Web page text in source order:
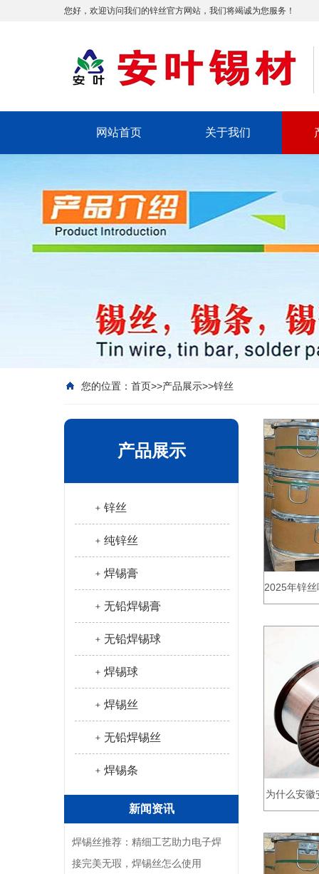
您好，欢迎访问我们的锌丝官方网站，我们将竭诚为您服务！
网站首页 关于我们
您的位置： 首页>>产品展示>>锌丝
产品展示
﹢锌丝
﹢纯锌丝
﹢焊锡膏
﹢无铅焊锡膏
﹢无铅焊锡球
﹢焊锡球
﹢焊锡丝
﹢无铅焊锡丝
﹢焊锡条
新闻资讯
焊锡丝推荐：精细工艺助力电子焊
接完美无瑕，焊锡丝怎么使用
2025年锌
为什么安徽